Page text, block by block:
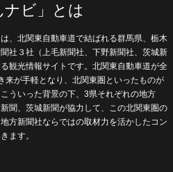
ナビ」とは
、北関東自動車道で結ばれる群馬県、栃木
社３社（上毛新聞社、下野新聞社、茨城新
観光情報サイトです。北関東自動車道が全
来が手軽となり、北関東圏といったものが
ういった背景の下、3県それぞれの地方
聞、茨城新聞が協力して、この北関東圏の
方新聞社ならではの取材力を活かしたコン
ます。